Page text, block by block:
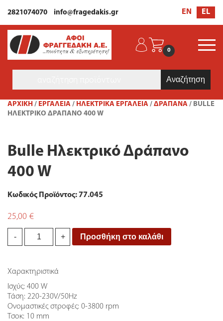
2821074070 info@fragedakis.gr EN EL
0
ΑΡΧΙΚΉ / ΕΡΓΑΛΕΙΑ / ΗΛΕΚΤΡΙΚΆ ΕΡΓΑΛΕΊΑ / ΔΡΆΠΑΝΑ / BULLE
ΗΛΕΚΤΡΙΚΌ ΔΡΆΠΑΝΟ 400 W
Bulle Ηλεκτρικό Δράπανο
400 W
Κωδικός Προϊόντος: 77.045
25,00 €
-
Bulle
W
quantity
+ Προσθήκη στο καλάθι
Χαρακτηριστικά
Ισχύς: 400 W
Τάση: 220-230V/50Hz
Ονομαστικές στροφές: 0-3800 rpm
Τσοκ: 10 mm